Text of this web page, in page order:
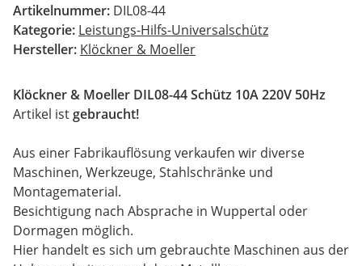
Artikelnummer: DIL08-44
Kategorie: Leistungs-Hilfs-Universalschütz
Hersteller: Klöckner & Moeller
Klöckner & Moeller DIL08-44Schütz 10A 220V 50Hz
Artikel istgebraucht!
Aus einer Fabrikauflösung verkaufen wir diverse
Maschinen, Werkzeuge, Stahlschränke und
Montagematerial.
Besichtigung nach Absprache in Wuppertal oder
Dormagen möglich.
Hier handelt es sich um gebrauchte Maschinen aus der